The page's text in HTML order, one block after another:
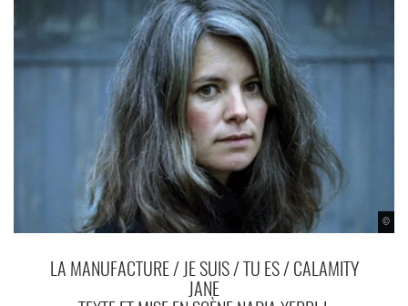
©
LA MANUFACTURE / JE SUIS / TU ES / CALAMITY
JANE